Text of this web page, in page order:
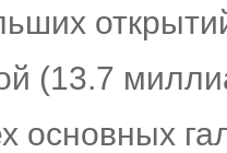
(13.7
основных